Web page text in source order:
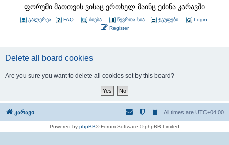
ფორუმი მათთვის ვისაც ერთხელ მაინც ეძინა კარავში
გალერეა FAQ ძიება წევრთა სია ჯგუფები
Login
Register
Delete all board cookies
Are you sure you want to delete all cookies set by this board?
კარავი All times are UTC+04:00
Powered by phpBB® Forum Software © phpBB Limited